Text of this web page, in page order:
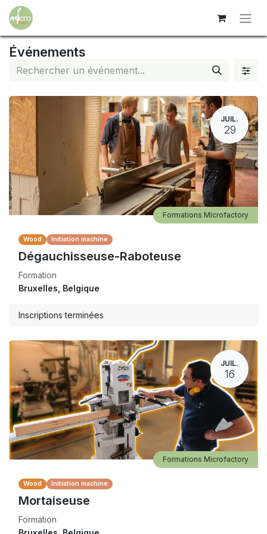
Événements
JUIL.
29
Wood Initiation machine
Dégauchisseuse-Raboteuse
Formation
Formations Microfactory
Bruxelles Belgique
Inscriptions terminées
JUIL.
16
Wood Initiation machine
Mortaiseuse
Formation
Formations Microfactory